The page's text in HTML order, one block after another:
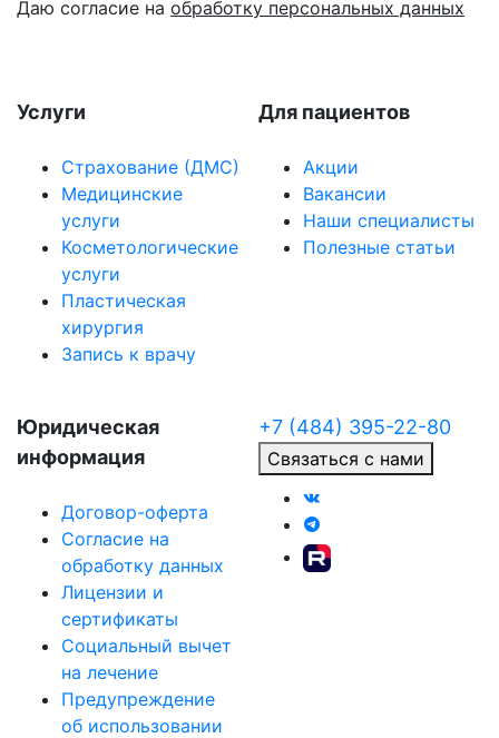
Даю согласие на обработку персональных данных
Услуги
Страхование (ДМС)
Медицинские
услуги
Косметологические
услуги
Пластическая
хирургия
Запись к врачу
Для пациентов
Акции
Вакансии
Наши специалисты
Полезные статьи
Юридическая
информация
Договор-оферта
Согласие на
обработку данных
Лицензии и
сертификаты
Социальный вычет
на лечение
Предупреждение
об использовании
+7 (484) 395-22-80
Связаться с нами